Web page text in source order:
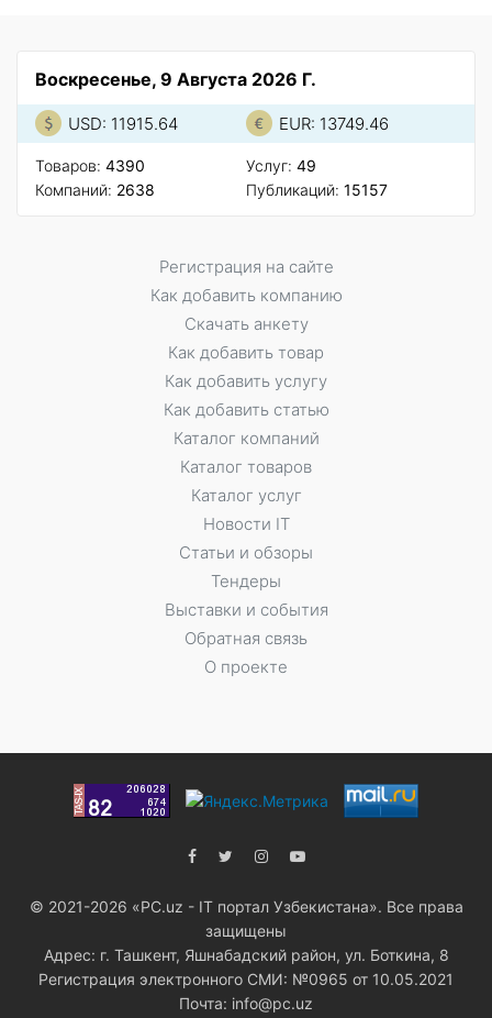
Воскресенье, 9 Августа 2026 Г.
USD: 11915.64 EUR: 13749.46
Товаров: 4390
Компаний: 2638
Услуг: 49
Публикаций: 15157
Регистрация на сайте
Как добавить компанию
Скачать анкету
Как добавить товар
Как добавить услугу
Как добавить статью
Каталог компаний
Каталог товаров
Каталог услуг
Новости IT
Статьи и обзоры
Тендеры
Выставки и события
Обратная связь
О проекте
© 2021-2026 «PC.uz - IT портал Узбекистана». Все права
защищены
Адрес: г. Ташкент, Яшнабадский район, ул. Боткина, 8
Регистрация электронного СМИ: №0965 от 10.05.2021
Почта: info@pc.uz